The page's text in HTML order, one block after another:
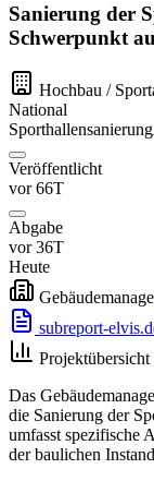
Sanierung der
Schwerpunkt
Hochbau /
National
Sporthallensanierung
Veröffentlicht
vor 66T
Abgabe
vor 36T
Heute
subreport-
Projektübersicht
Das
die Sanierung der
umfasst spezifische
der baulichen